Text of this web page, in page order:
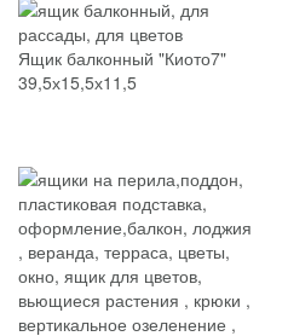
Ящик балконный "Киото7"
39,5х15,5х11,5